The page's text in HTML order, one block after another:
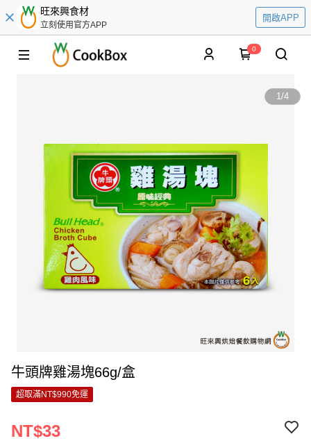
旺來興食材
立刻使用官方APP
開啟APP
0
1/4
牛頭牌雞湯塊66g/盒
超取滿NT$990免運
NT$33